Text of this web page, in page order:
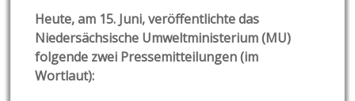
Heute, am 15. Juni, veröffentlichte das
Niedersächsische Umweltministerium (MU)
folgende zwei Pressemitteilungen (im
Wortlaut):